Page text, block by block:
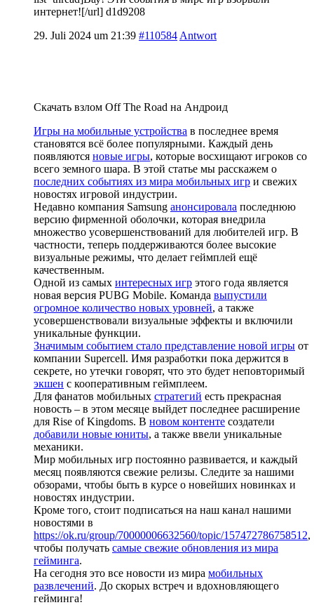
интернет![/url] d1d9208
29. Juli 2024 um 21:39 #110584 Antwort
Скачать взлом Off The Road на Андроид
Игры на мобильные устройства в последнее время
становятся всё более популярными. Каждый день
появляются новые игры, которые восхищают игроков со
всего земного шара. В этой статье мы расскажем о
последних событиях из мира мобильных игр и свежих
новостях игровой индустрии.
Недавно компания Samsung анонсировала последнюю
версию фирменной оболочки, которая внедрила
множество усовершенствований для любителей игр. В
частности, теперь поддерживаются более высокие
визуальные режимы, что делает геймплей ещё
качественным.
Одной из самых интересных игр этого года является
новая версия PUBG Mobile. Команда выпустили
огромное количество новых уровней, а также
усовершенствовали визуальные эффекты и включили
уникальные функции.
Значимым событием стало представление новой игры от
компании Supercell. Имя разработки пока держится в
секрете, но утечки говорят, что это будет неповторимый
экшен с кооперативным геймплеем.
Для фанатов мобильных стратегий есть прекрасная
новость – в этом месяце выйдет последнее расширение
для Rise of Kingdoms. В новом контенте создатели
добавили новые юниты, а также ввели уникальные
механики.
Мир мобильных игр постоянно развивается, и каждый
месяц появляются свежие релизы. Следите за нашими
обзорами, чтобы быть в курсе о новейших новинках и
новостях индустрии.
Кроме того, стоит подписаться на наш канал нашими
новостями в
https://ok.ru/group/70000006632560/topic/157472786758512,
чтобы получать самые свежие обновления из мира
гейминга.
На сегодня это все новости из мира мобильных
развлечений. До скорых встреч и вдохновляющего
гейминга!